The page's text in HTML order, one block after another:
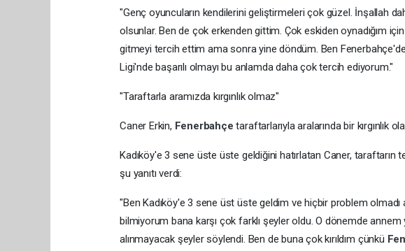
"Genç oyuncuların kendilerini geliştirmeleri çok güzel. İnşallah
olsunlar. Ben de çok erkenden gittim. Çok eskiden oynadığım
gitmeyi tercih ettim ama sonra yine döndüm. Ben
Ligi'nde başarılı olmayı bu anlamda daha çok tercih ediyorum."
"Taraftarla aramızda kırgınlık olmaz"
Caner Erkin, Fenerbahçetaraftarlarıyla aralarında bir kırgınlık
Kadıköy'e 3 sene üste üste geldiğini hatırlatan Caner,
şu yanıtı verdi:
"Ben Kadıköy'e 3 sene üst üste geldim ve hiçbir problem
bilmiyorum bana karşı çok farklı şeyler oldu. O dönemde annem
alınmayacak şeyler söylendi. Ben de buna çok kırıldım çünkü